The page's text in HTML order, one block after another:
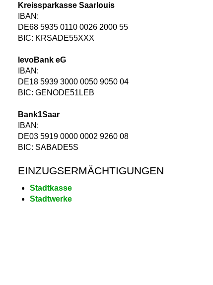
Kreissparkasse Saarlouis
IBAN:
DE68 5935 0110 0026 2000 55
BIC: KRSADE55XXX
levoBank eG
IBAN:
DE18 5939 3000 0050 9050 04
BIC: GENODE51LEB
Bank1Saar
IBAN:
DE03 5919 0000 0002 9260 08
BIC: SABADE5S
EINZUGSERMÄCHTIGUNGEN
Stadtkasse
Stadtwerke